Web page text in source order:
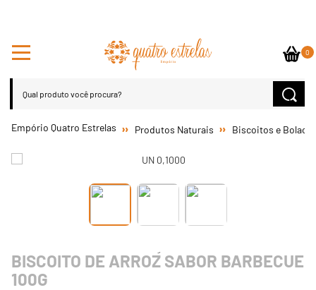
0
Produtos Naturais Biscoitos e
BISCOITO DE ARROZ SABOR BARBECUE
100G